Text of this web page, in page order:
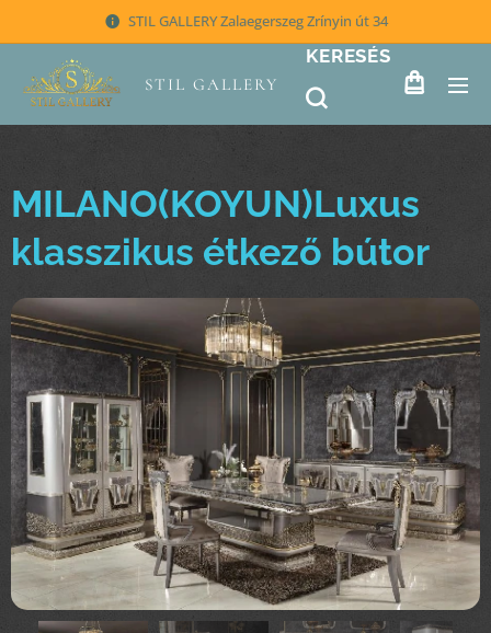
STIL GALLERY Zalaegerszeg Zrínyin út 34
STIL GALLERY
KERESÉS
MILANO(KOYUN)Luxus
klasszikus étkező bútor